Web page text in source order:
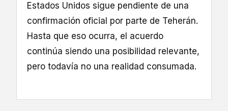
Estados Unidos sigue pendiente de una
confirmación oficial por parte de Teherán.
Hasta que eso ocurra, el acuerdo
continúa siendo una posibilidad relevante,
pero todavía no una realidad consumada.